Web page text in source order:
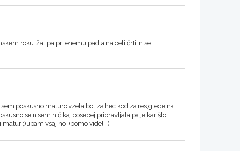
roku, žal pa pri enemu padla na celi črti in se
poskusno maturo vzela bol za hec kod za res,glede na
se nisem nič kaj posebej pripravljala,pa je kar šlo
vsaj no :)bomo videli ;)